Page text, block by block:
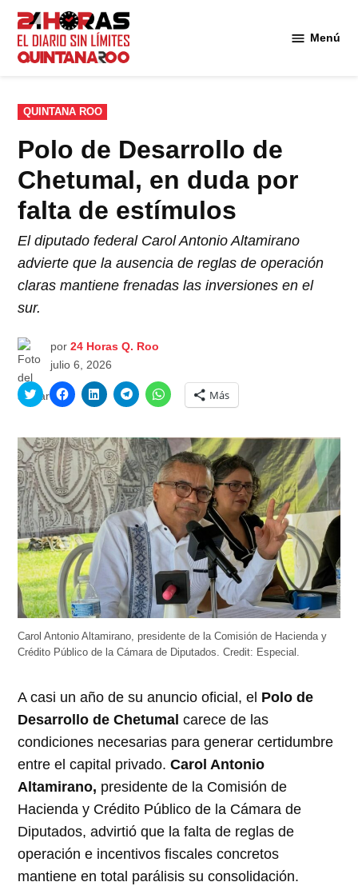
Saltar
contenido
Menú
PUBLICADO
EN
QUINTANA ROO
Polo de Desarrollo de
Chetumal, en duda por
falta de estímulos
El diputado federal Carol Antonio Altamirano
advierte que la ausencia de reglas de operación
claras mantiene frenadas las inversiones en el
sur.
por 24 Horas Q. Roo
julio 6, 2026
Haz
clic
Twitter
(Se
abre
en
una
ventana
nueva)
Haz
clic
Facebook
(Se
abre
en
una
ventana
nueva)
Haz
clic
LinkedIn
(Se
abre
en
una
ventana
nueva)
Haz
clic
Telegram
(Se
abre
en
una
ventana
nueva)
Haz
clic
WhatsApp
(Se
abre
en
una
ventana
nueva)
Más
Carol Antonio Altamirano, presidente de la Comisión de Hacienda y
Crédito Público de la Cámara de Diputados.Credit: Especial.
A casi un año de su anuncio oficial, el Polo de
Desarrollo de Chetumal carece de las
condiciones necesarias para generar certidumbre
entre el capital privado.Carol Antonio
Altamirano, presidente de la Comisión de
Hacienda y Crédito Público de la Cámara de
Diputados, advirtió que la falta de reglas de
operación e incentivos fiscales concretos
mantiene en total parálisis su consolidación.